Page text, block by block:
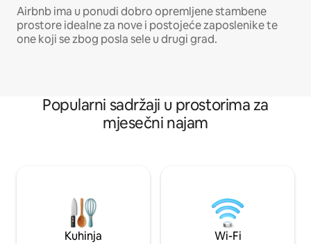
Airbnb ima u ponudi dobro opremljene stambene
prostore idealne za nove i postojeće zaposlenike te
one koji se zbog posla sele u drugi grad.
Popularni sadržaji u prostorima za
mjesečni najam
Kuhinja Wi-Fi